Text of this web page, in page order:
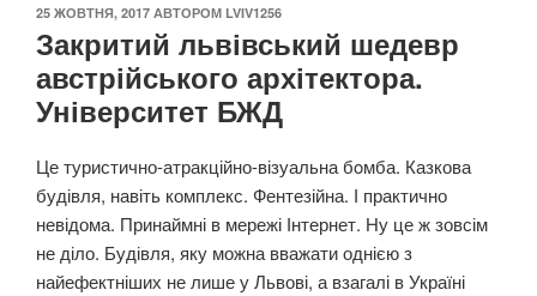
ОПУБЛІКОВАНО
25 ЖОВТНЯ, 2017 АВТОРОМ LVIV1256
Закритий львівський шедевр
австрійського архітектора.
Університет БЖД
Це туристично-атракційно-візуальна бoмба. Казкова
будівля, навіть комплекс. Фентезійна. І практично
невідома. Принаймні в мережі Інтернет. Ну це ж зовсім
не діло. Будівля, яку можна вважати однією з
найефектніших не лише у Львові, а взагалі в Україні